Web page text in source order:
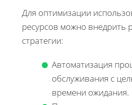
Для оптимизации
ресурсов можно внедрить
стратегии:
Автоматизация
обслуживания с
времени ожидания.